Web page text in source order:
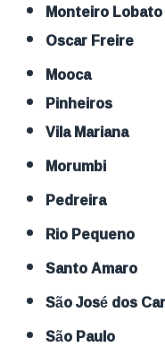
Monteiro Lobato
Oscar Freire
Mooca
Pinheiros
Vila Mariana
Morumbi
Pedreira
Rio Pequeno
Santo Amaro
São José dos
São Paulo